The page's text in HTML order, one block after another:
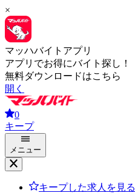
×
マッハバイトアプリ
アプリでお得にバイト探し！
無料ダウンロードはこちら
開く
0
キープ
メニュー
キープした求人を見る